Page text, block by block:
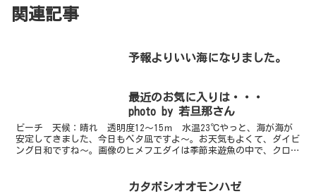
関連記事
予報よりいい海になりました。
最近のお気に入りは・・・
photo by 若旦那さん
ビーチ 天候：晴れ 透明度12～15ｍ 水温23℃やっと、海が海が
安定してきました、今日もベタ凪ですよ～。お天気もよくて、ダイビ
ング日和ですね～。画像のヒメフエダイは季節来遊魚の中で、クロス
カタボシオオモンハゼ